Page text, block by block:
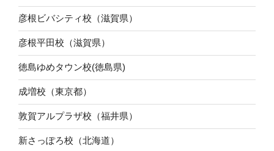
彦根ビバシティ校（滋賀県）
彦根平田校（滋賀県）
徳島ゆめタウン校(徳島県)
成増校（東京都）
敦賀アルプラザ校（福井県）
新さっぽろ校（北海道）